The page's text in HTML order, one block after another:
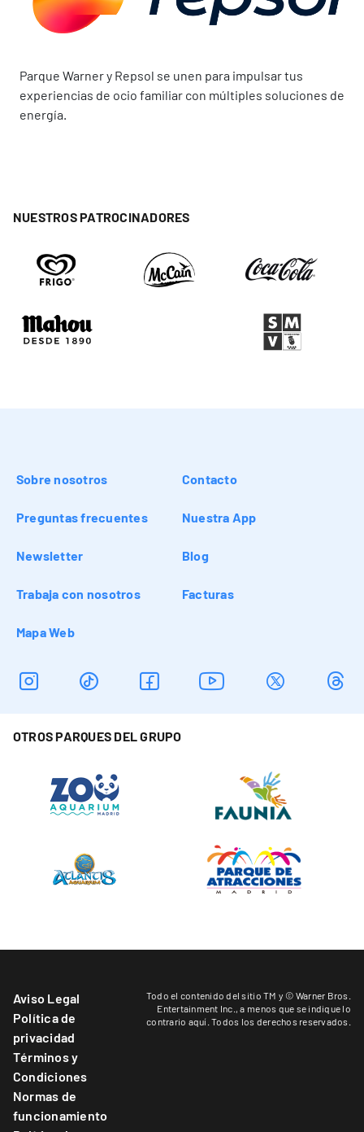
Parque Warner y Repsol se unen para impulsar tus
experiencias de ocio familiar con múltiples soluciones de
energía.
NUESTROS PATROCINADORES
Sobre nosotros Contacto
Preguntas frecuentes Nuestra App
Newsletter Blog
Trabaja con nosotros Facturas
Mapa Web
OTROS PARQUES DEL GRUPO
Aviso Legal
Política de
privacidad
Términos y
Condiciones
Normas de
funcionamiento
Todo el contenido del sitio TM y © Warner Bros.
Entertainment Inc.,a menos que se indique lo
contrario aquí . Todos los derechos reservados.